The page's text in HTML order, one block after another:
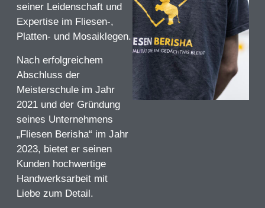
seiner Leidenschaft und
Expertise im Fliesen-,
Platten- und Mosaiklegen.
Nach erfolgreichem
Abschluss der
Meisterschule im Jahr
2021 und der Gründung
seines Unternehmens
„Fliesen Berisha“ im Jahr
2023, bietet er seinen
Kunden hochwertige
Handwerksarbeit mit
Liebe zum Detail.